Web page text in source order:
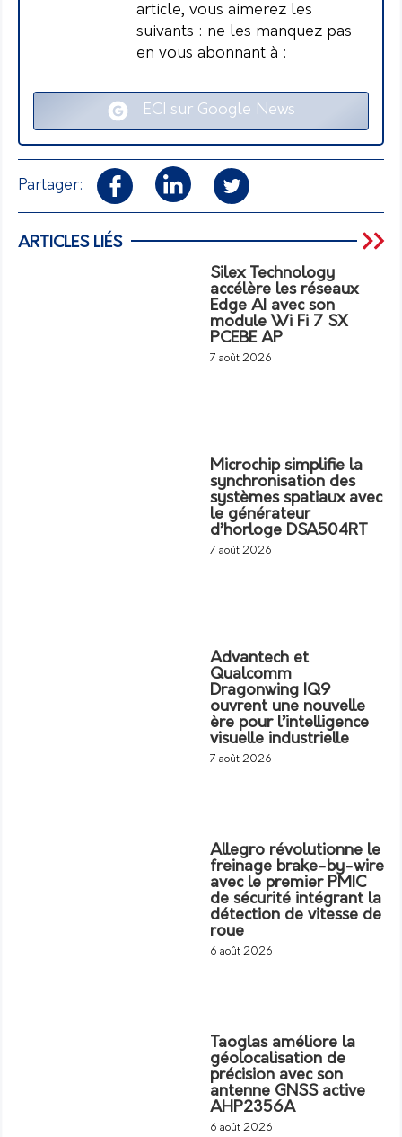
article, vous aimerez les
suivants : ne les manquez pas
en vous abonnant à :
ECI sur Google News
Partager:
ARTICLES LIÉS
Silex Technology
accélère les réseaux
Edge AI avec son
module Wi Fi 7 SX
PCEBE AP
7 août 2026
Microchip simplifie la
synchronisation des
systèmes spatiaux avec
le générateur
d’horloge DSA504RT
7 août 2026
Advantech et
Qualcomm
Dragonwing IQ9
ouvrent une nouvelle
ère pour l’intelligence
visuelle industrielle
7 août 2026
Allegro révolutionne le
freinage brake-by-wire
avec le premier PMIC
de sécurité intégrant la
détection de vitesse de
roue
6 août 2026
Taoglas améliore la
géolocalisation de
précision avec son
antenne GNSS active
AHP2356A
6 août 2026